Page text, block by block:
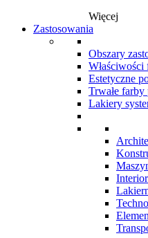
Więcej
Zastosowania
Obszary
Estetyczne
Trwałe
Lakiery